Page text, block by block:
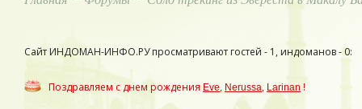
Сайт ИНДОМАН-ИНФО.РУ просматривают гостей - 1, индоманов - 0:
Поздравляем с днем рождения Eve, Nerussa, Larinan !